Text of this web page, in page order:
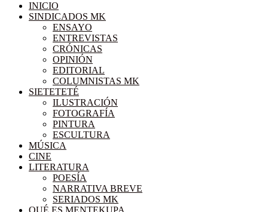
INICIO
SINDICADOS MK
ENSAYO
ENTREVISTAS
CRÓNICAS
OPINIÓN
EDITORIAL
COLUMNISTAS MK
SIETETETÉ
ILUSTRACIÓN
FOTOGRAFÍA
PINTURA
ESCULTURA
MÚSICA
CINE
LITERATURA
POESÍA
NARRATIVA BREVE
SERIADOS MK